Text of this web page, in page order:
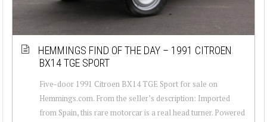
HEMMINGS FIND OF THE DAY – 1991 CITROEN
BX14 TGE SPORT
Five-door 1991 Citroen BX14 TGE Sport for sale on
Hemmings.com. From the seller’s description: Imported
from Spain, this rare motorcar is a real head turner. Powered